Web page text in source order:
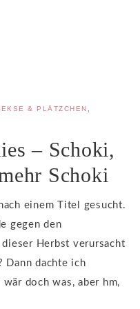
& PLÄTZCHEN
– Schoki,
Schoki
einem Titel gesucht.
gegen den
Herbst verursacht
Dann dachte ich
doch was, aber hm,